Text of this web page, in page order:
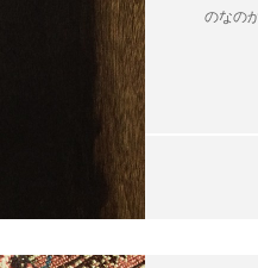
のなのか